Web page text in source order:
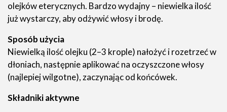
olejków eterycznych. Bardzo wydajny – niewielka ilość
już wystarczy, aby odżywić włosy i brodę.
Sposób użycia
Niewielką ilość olejku (2–3 krople) nałożyć i rozetrzeć w
dłoniach, następnie aplikować na oczyszczone włosy
(najlepiej wilgotne), zaczynając od końcówek.
Składniki aktywne